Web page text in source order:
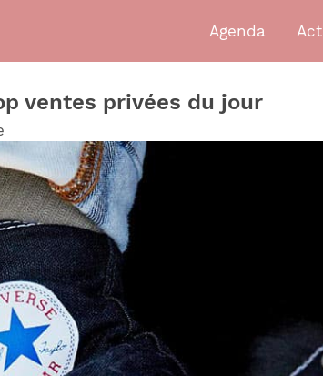
Agenda
ventes privées du jour